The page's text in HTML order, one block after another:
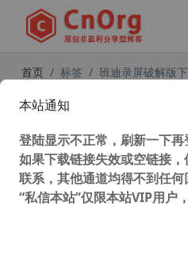
首页 标签 班迪录屏破解版
本站通知
登陆显示不正常，刷新一下
如果下载链接失效或空链接
联系，其他通道均得不到任
“私信本站”仅限本站VIP用户